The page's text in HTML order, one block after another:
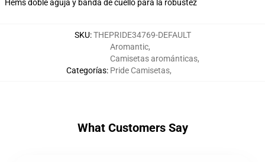
Hems doble aguja y banda de cuello para la robustez
SKU:THEPRIDE34769-DEFAULT
Categorías:
Aromantic,
Camisetas arománticas,
Pride Camisetas,
What Customers Say